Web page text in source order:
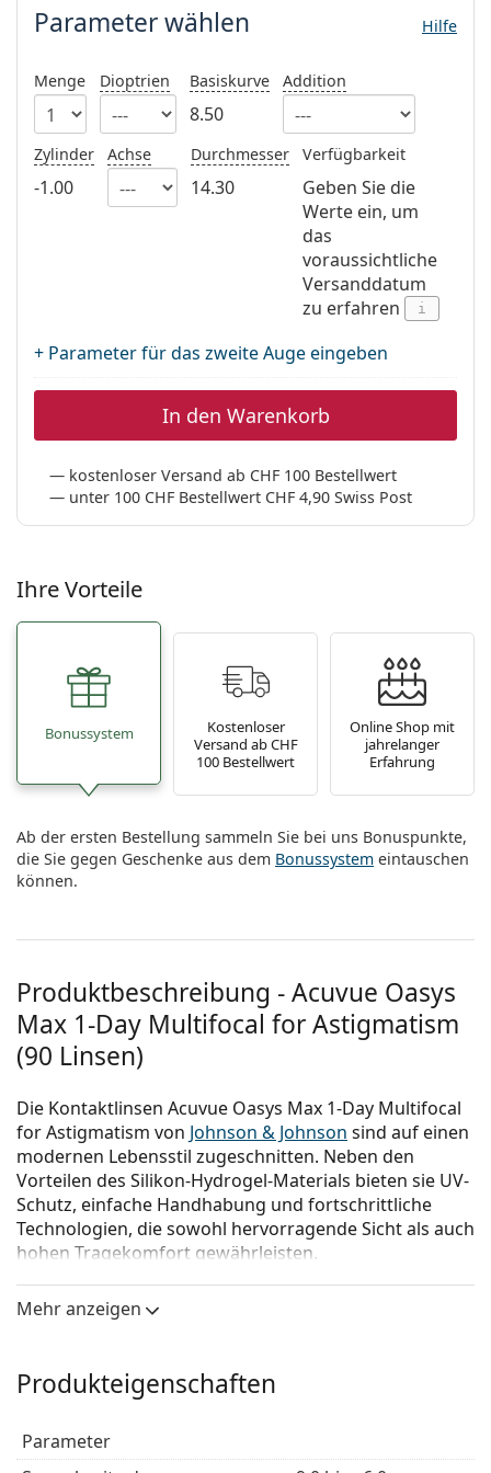
Alle Marken
Persol
Prada
Alle Marken
ist offline
Parameter wählen Hilfe
Menge Dioptrien Basiskurve
8.50
Addition
Zylinder
-1.00
Achse Durchmesser
14.30
Verfügbarkeit
Geben Sie die
Werte ein, um
das
voraussichtliche
Versanddatum
zu erfahren
i
+ Parameter für das zweite Auge eingeben
In den Warenkorb
kostenloser Versand ab CHF 100 Bestellwert
unter 100 CHF Bestellwert CHF 4,90 Swiss Post
Ihre Vorteile
Bonussystem
Kostenloser
Versand ab CHF
100 Bestellwert
Online Shop mit
jahrelanger
Erfahrung
Ab der ersten Bestellung sammeln Sie bei uns Bonuspunkte,
die Sie gegen Geschenke aus dem Bonussystem eintauschen
können.
Produktbeschreibung - Acuvue Oasys
Max 1-Day Multifocal for Astigmatism
(90 Linsen)
Die Kontaktlinsen Acuvue Oasys Max 1-Day Multifocal
for Astigmatism von Johnson & Johnson sind auf einen
modernen Lebensstil zugeschnitten. Neben den
Vorteilen des Silikon-Hydrogel-Materials bieten sie UV-
Schutz, einfache Handhabung und fortschrittliche
Technologien, die sowohl hervorragende Sicht als auch
hohen Tragekomfort gewährleisten.
Acuvue Oasys Max 1-Day for Astigmatism vereinen vier
einzigartige Technologien für optimalen Tragekomfort
Außerdem bieten sie hervorragenden Tragekomfort
Die patentierte TearStable-Technologie verlängert die
Mehr anzeigen
Produkteigenschaften
Parameter